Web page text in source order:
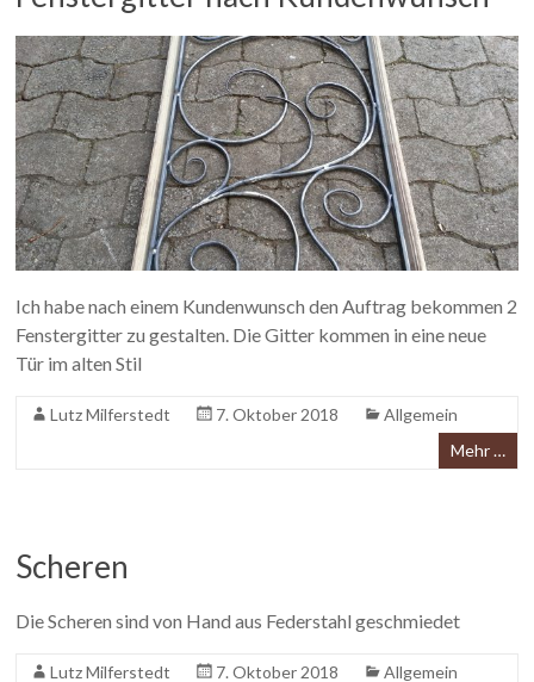
Ich habe nach einem Kundenwunsch den Auftrag bekommen 2
Fenstergitter zu gestalten. Die Gitter kommen in eine neue
Tür im alten Stil
Lutz Milferstedt 7. Oktober 2018
Allgemein
Mehr …
Scheren
Die Scheren sind von Hand aus Federstahl geschmiedet
Lutz Milferstedt 7. Oktober 2018
Allgemein